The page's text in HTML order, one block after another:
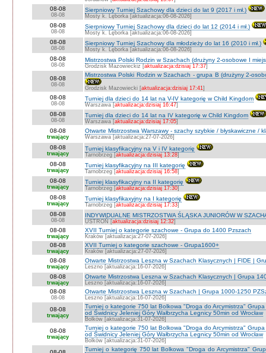
08-08
08-08
Sierpniowy Turniej Szachowy dla dzieci do lat 9 (2017 i mł.)
Mosty k. Lęborka [aktualizacja:06-08-2026]
08-08
08-08
Sierpniowy Turniej Szachowy dla dzieci do lat 12 (2014 i mł.)
Mosty k. Lęborka [aktualizacja:06-08-2026]
08-08
08-08
Sierpniowy Turniej Szachowy dla młodzieży do lat 16 (2010 i mł.)
Mosty k. Lęborka [aktualizacja:06-08-2026]
08-08
08-08
Mistrzostwa Polski Rodzin w Szachach (drużyny 2-osobowe I
Grodzisk Mazowieckiz [aktualizacja:dzisiaj 17:37]
08-08
08-08
Mistrzostwa Polski Rodzin w Szachach - grupa B (drużyny 2-
Grodzisk Mazowiecki [aktualizacja:dzisiaj 17:41]
08-08
08-08
Turniej dla dzieci do 14 lat na V-IV kategorię w Child Kingdom
Warszawa [aktualizacja:dzisiaj 16:47]
08-08
08-08
Turniej dla dzieci do 14 lat na IV kategorię w Child Kingdom
Warszawa [aktualizacja:dzisiaj 17:05]
08-08
trwający
Otwarte Mistrzostwa Warszawy - szachy szybkie / błyskawiczne /
Warszawa [aktualizacja:27-07-2026]
08-08
trwający
Turniej klasyfikacyjny na V i IV kategorię
Tarnobrzeg [aktualizacja:dzisiaj 13:28]
08-08
trwający
Turniej klasyfikacyjny na III kategorię
Tarnobrzeg [aktualizacja:dzisiaj 16:58]
08-08
trwający
Turniej klasyfikacyjny na II kategorię
Tarnobrzeg [aktualizacja:dzisiaj 17:30]
08-08
trwający
Turniej klasyfikaxyjny na I kategorię
Tarnobrzeg [aktualizacja:dzisiaj 17:33]
08-08
08-08
INDYWIDUALNE MISTRZOSTWA ŚLĄSKA JUNIORÓW W
USTROŃ [aktualizacja:dzisiaj 12:32]
08-08
trwający
XVII Turniej o kategorie szachowe - Grupa do 1400 Pzszach
Kraków [aktualizacja:27-07-2026]
08-08
trwający
XVII Turniej o kategorie szachowe - Grupa1600+
Kraków [aktualizacja:27-07-2026]
08-08
trwający
Otwarte Mistrzostwa Leszna w Szachach Klasycznych | FIDE |
Leszno [aktualizacja:16-07-2026]
08-08
trwający
Otwarte Mistrzostwa Leszna w Szachach Klasycznych | Grupa
Leszno [aktualizacja:16-07-2026]
08-08
08-08
Otwarte Mistrzostwa Leszna w Szachach | Grupa 1000-1250
Leszno [aktualizacja:16-07-2026]
08-08
trwający
Turniej o kategorie 750 lat Bolkowa "Droga do Arcymistrza"
od Świdnicy Jeleniej Góry Wałbrzycha Legnicy 50min od Wrocław
Bolków [aktualizacja:31-07-2026]
08-08
trwający
Turniej o kategorie 750 lat Bolkowa "Droga do Arcymistrza"
od Świdnicy Jeleniej Góry Wałbrzycha Legnicy 50min od Wrocław
Bolków [aktualizacja:31-07-2026]
Turniej o kategorię 750 lat Bolkowa "Droga do Arcymistrza"